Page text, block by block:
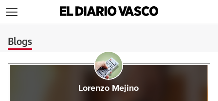
Blogs
Lorenzo Mejino